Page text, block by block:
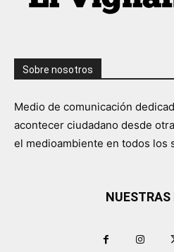
Sobre nosotros
Medio de comunicación
acontecer ciudadano desde
el medioambiente en todos los
NUESTRAS